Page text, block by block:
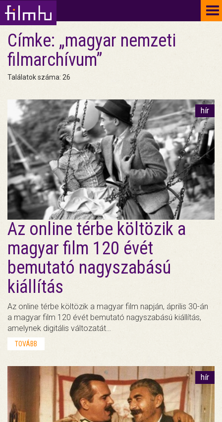
Címke: „magyar nemzeti
filmarchívum”
Találatok száma: 26
hír
Az online térbe költözik a
magyar film 120 évét
bemutató nagyszabású
kiállítás
Az online térbe költözik a magyar film napján, április 30-án
a magyar film 120 évét bemutató nagyszabású kiállítás,
amelynek digitális változatát…
TOVÁBB
hír